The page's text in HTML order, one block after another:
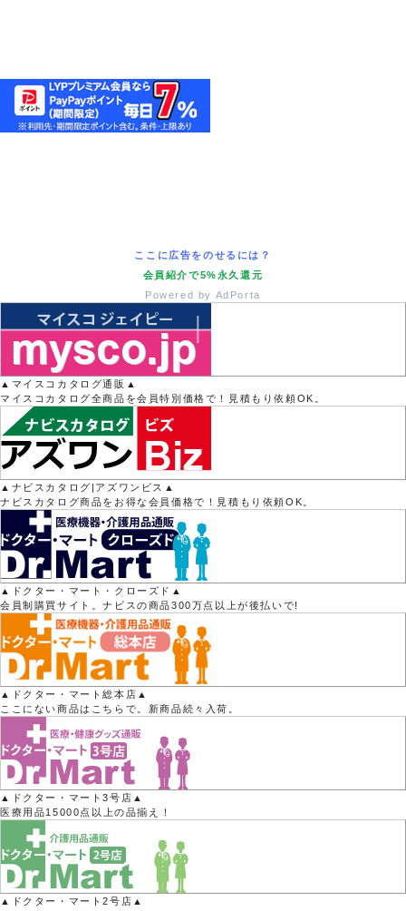
ここに広告をのせるには？
会員紹介で5%永久還元
Powered by AdPorta
▲マイスコカタログ通販▲
マイスコカタログ全商品を会員特別価格で！見積もり依頼OK。
▲ナビスカタログ|アズワンビス▲
ナビスカタログ商品をお得な会員価格で！見積もり依頼OK。
▲ドクター・マート・クローズド▲
会員制購買サイト。ナビスの商品300万点以上が後払いで!
▲ドクター・マート総本店▲
ここにない商品はこちらで。新商品続々入荷。
▲ドクター・マート3号店▲
医療用品15000点以上の品揃え！
▲ドクター・マート2号店▲